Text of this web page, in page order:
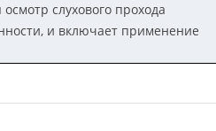
слухового прохода
и включает применение